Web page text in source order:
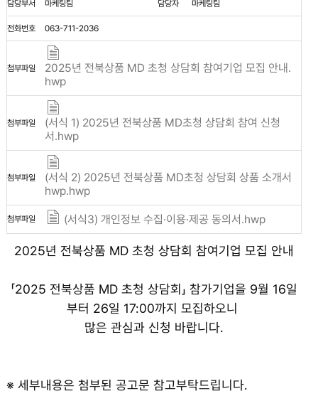
담당부서 마케팅팀 담당자 마케팅팀
전화번호 063-711-2036
첨부파일
2025년 전북상품 MD 초청 상담회 참여기업 모집 안내.
hwp
첨부파일
(서식 1) 2025년 전북상품 MD초청 상담회 참여 신청
서.hwp
첨부파일
(서식 2) 2025년 전북상품 MD초청 상담회 상품 소개서
hwp.hwp
첨부파일 (서식3) 개인정보 수집·이용·제공 동의서.hwp
2025년 전북상품 MD 초청 상담회 참여기업 모집 안내
「2025 전북상품 MD 초청 상담회」 참가기업을 9월 16일
부터 26일 17:00까지 모집하오니
많은 관심과 신청 바랍니다.
※ 세부내용은 첨부된 공고문 참고부탁드립니다.